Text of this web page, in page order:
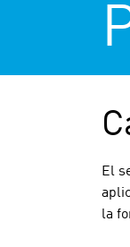
El
la